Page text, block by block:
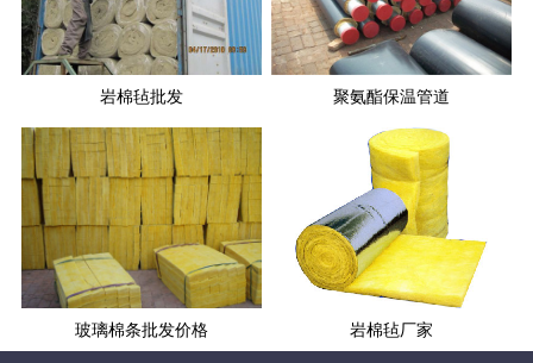
岩棉毡批发 聚氨酯保温管道
玻璃棉条批发价格 岩棉毡厂家